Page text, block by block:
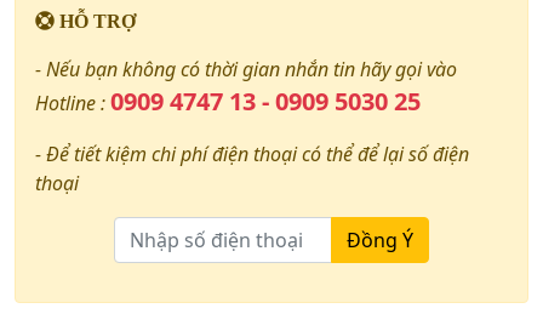
HỖ TRỢ
- Nếu bạn không có thời gian nhắn tin hãy gọi vào
Hotline :0909 4747 13 - 0909 5030 25
- Để tiết kiệm chi phí điện thoại có thể để lại số điện
thoại
Đồng Ý